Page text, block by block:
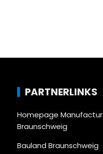
PARTNERLINKS
Homepage Manufactur
Braunschweig
Bauland Braunschweig